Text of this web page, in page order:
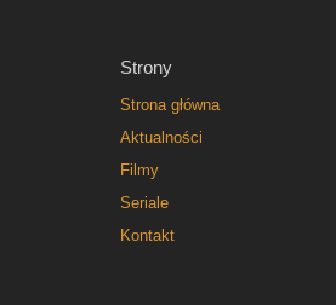
Strony
Strona główna
Aktualności
Filmy
Seriale
Kontakt